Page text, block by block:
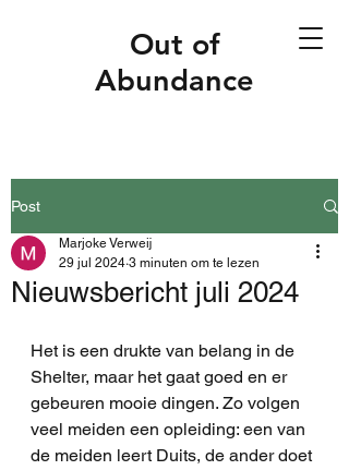
Out of
Abundance
Post
Nieuwsbericht juli 2024
Marjoke Verweij
29 jul 2024 3 minuten om te lezen
Het is een drukte van belang in de
Shelter, maar het gaat goed en er
gebeuren mooie dingen. Zo volgen
veel meiden een opleiding: een van
de meiden leert Duits, de ander doet